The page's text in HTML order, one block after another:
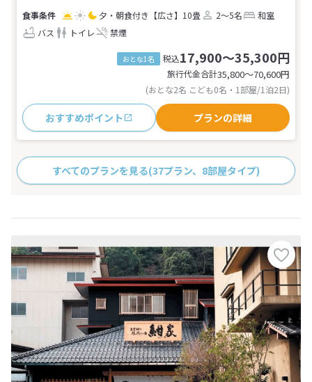
夕・朝食付き 【広さ】10畳 2～5名
和室
バス
トイレ 禁煙
おとな1名 税込17,900～35,300円
旅行代金合計35,800〜70,600円
(おとな2名 こども0名・1部屋/1泊2日)
おすすめポイント プランの詳細
すべてのプランを見る(37プラン、8部屋タイプ)